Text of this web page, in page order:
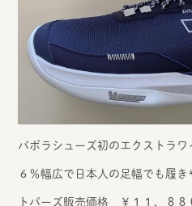
バボラシューズ初のエクストラワ
６％幅広で日本人の足幅でも履き
トパーズ販売価格 ￥１１，８８